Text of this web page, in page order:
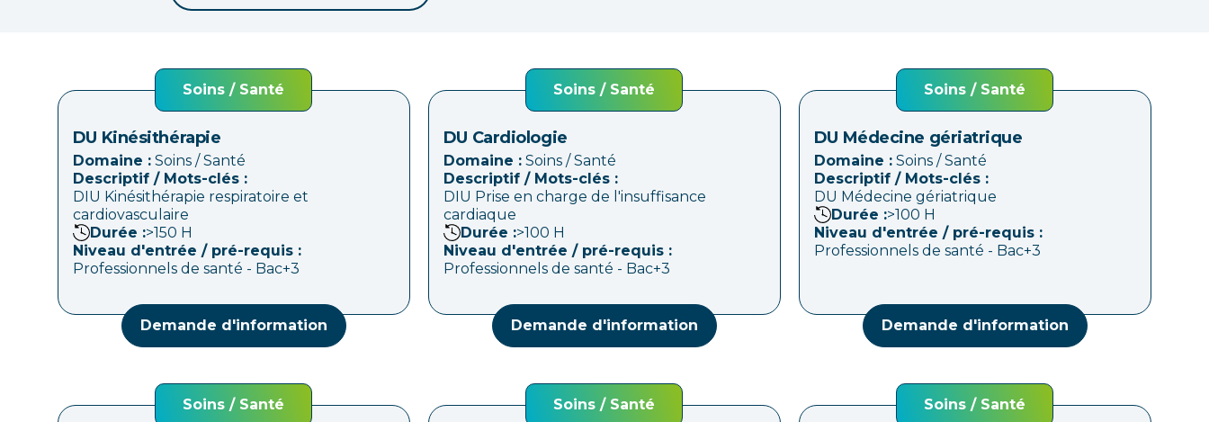
Soins / Santé
DU Kinésithérapie
Domaine : Soins / Santé
Descriptif / Mots-clés :
DIU Kinésithérapie respiratoire et
cardiovasculaire
Durée :>150 H
Niveau d'entrée / pré-requis :
Professionnels de santé - Bac+3
Demande d'information
Soins / Santé
DU Cardiologie
Domaine : Soins / Santé
Descriptif / Mots-clés :
DIU Prise en charge de l'insuffisance
cardiaque
Durée :>100 H
Niveau d'entrée / pré-requis :
Professionnels de santé - Bac+3
Demande d'information
Soins / Santé
DU Médecine gériatrique
Domaine : Soins / Santé
Descriptif / Mots-clés :
DU Médecine gériatrique
Durée :>100 H
Niveau d'entrée / pré-requis :
Professionnels de santé - Bac+3
Demande d'information
Soins / Santé Soins / Santé Soins / Santé